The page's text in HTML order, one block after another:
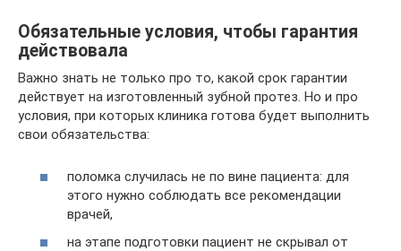
Обязательные условия, чтобы гарантия
действовала
Важно знать не только про то, какой срок гарантии
действует на изготовленный зубной протез. Но и про
условия, при которых клиника готова будет выполнить
свои обязательства:
поломка случилась не по вине пациента: для
этого нужно соблюдать все рекомендации
врачей,
на этапе подготовки пациент не скрывал от